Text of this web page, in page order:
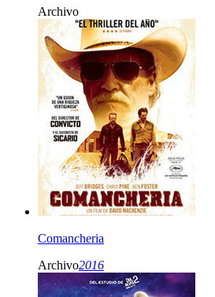
Archivo
Comancheria
Archivo2016